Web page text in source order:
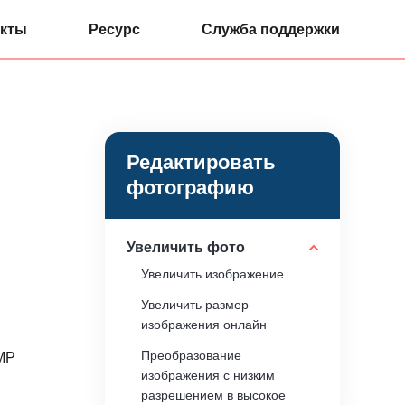
Ресурс Служба поддержки
Редактировать
фотографию
Увеличить фото
Увеличить изображение
Увеличить размер
изображения онлайн
Преобразование
изображения с низким
разрешением в высокое